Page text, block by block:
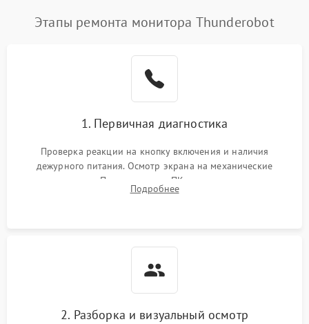
Этапы ремонта монитора Thunderobot
1. Первичная диагностика
Проверка реакции на кнопку включения и наличия
дежурного питания. Осмотр экрана на механические
повреждения. Подключение к ПК для оценки вывода
изображения, работы подсветки и выявления артефактов на
Подробнее
2. Разборка и визуальный осмотр